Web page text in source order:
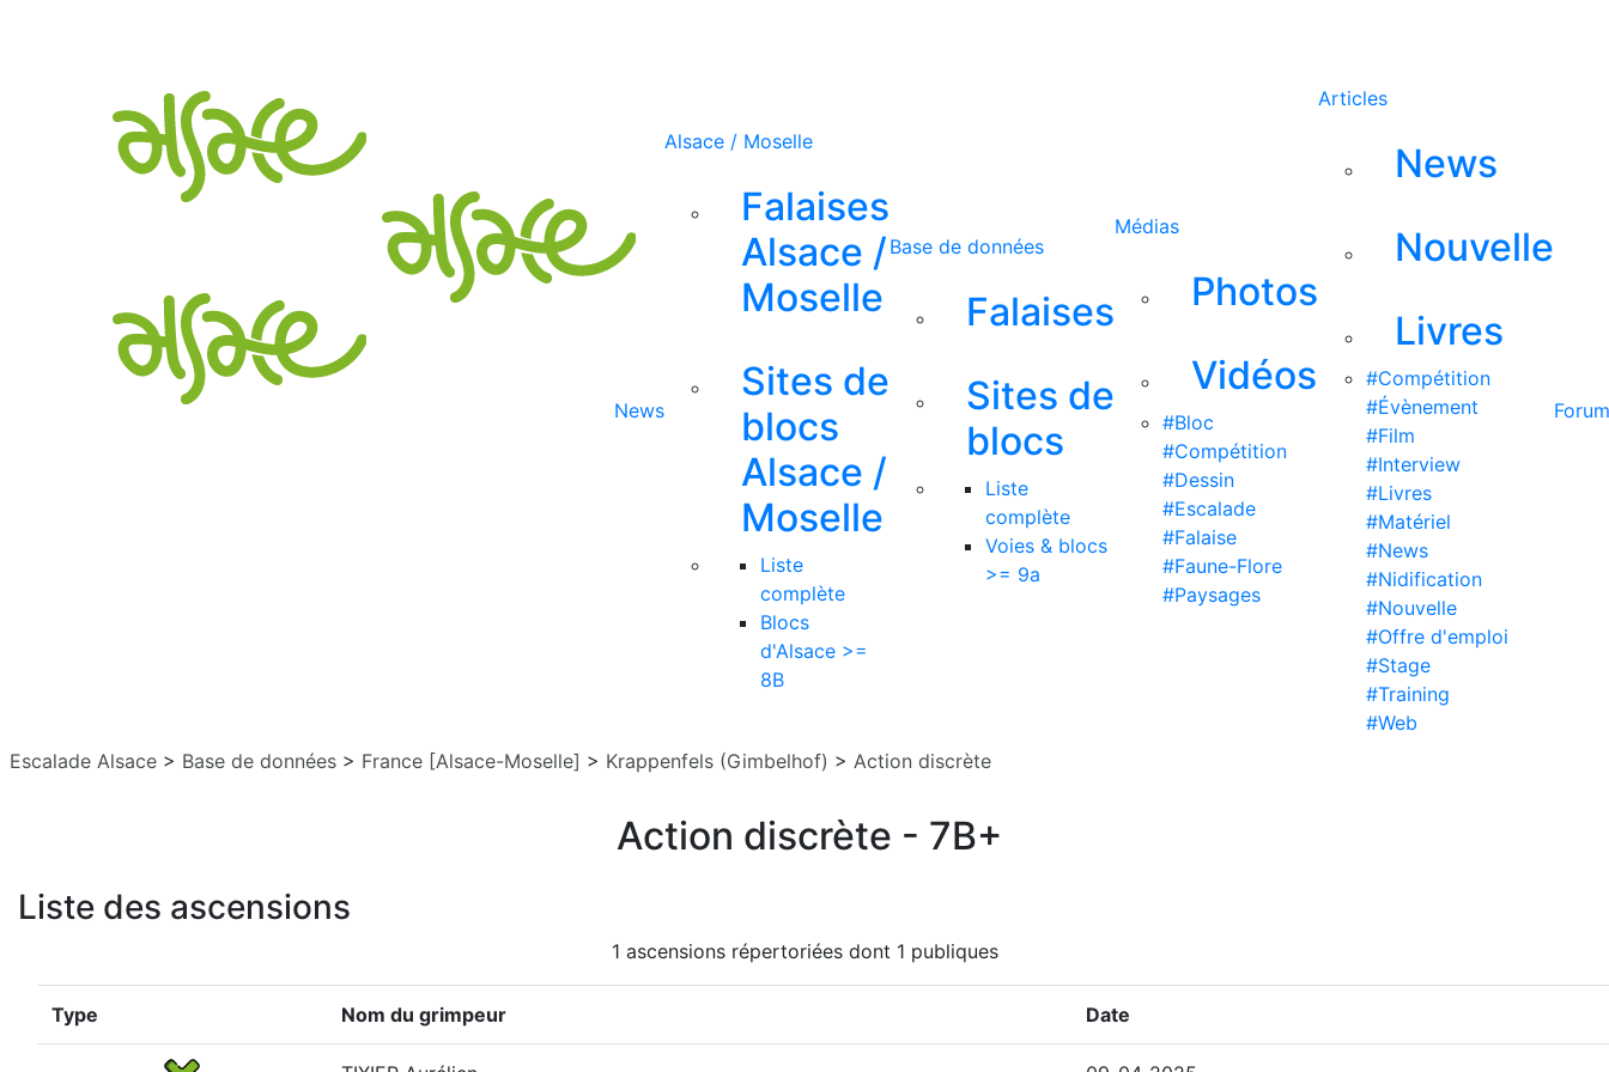
News
Alsace / Moselle
Falaises
Alsace /
Moselle
Sites de
blocs
Alsace /
Moselle
Liste
complète
Blocs
d'Alsace >=
8B
Base de données
Falaises
Sites de
blocs
Liste
complète
Voies & blocs
>= 9a
Médias
Photos
Vidéos
#Bloc
#Compétition
#Dessin
#Escalade
#Falaise
#Faune-Flore
#Paysages
Articles
News
Nouvelle
Livres
#Compétition
#Évènement
#Film
#Interview
#Livres
#Matériel
#News
#Nidification
#Nouvelle
#Offre d'emploi
#Stage
#Training
#Web
Forum
Escalade Alsace > Base de données > France [Alsace-Moselle] > Krappenfels (Gimbelhof) > Action discrète
Action discrète - 7B+
Liste des ascensions
1 ascensions répertoriées dont 1 publiques
Type Nom du grimpeur Date